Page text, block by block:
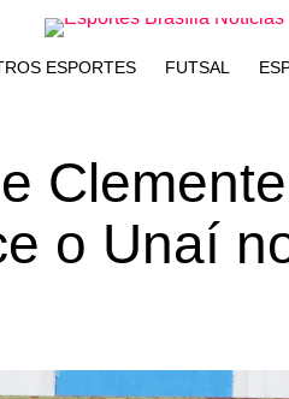
ESPORTES FUTSAL
o Unaí